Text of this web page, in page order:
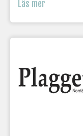
Läs mer